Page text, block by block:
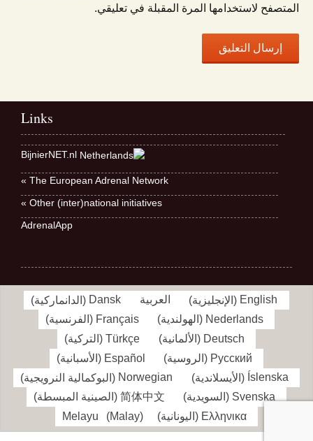
المتصفح لاستخدامها المرة المقبلة في تعليقي.
Links
BijnierNET.nl
The European Adrenal Network »
Other (inter)national initiatives »
AdrenalApp
English
(الإنجليزية) العربية Dansk
(الدانماركية)
Nederlands
( الهولندية)
Français
( الفرنسية)
Deutsch
( الألمانية)
Türkçe
(التركية)
Русский
( الروسية)
Español
( الأسبانية)
Íslenska
(الأيسلاندية)
Norwegian
(البوكمالية النرويجية)
Svenska
( السويدية)
简体中文
( الصينية المبسطة)
Ελληνικα
( اليونانية)
Melayu (Malay)